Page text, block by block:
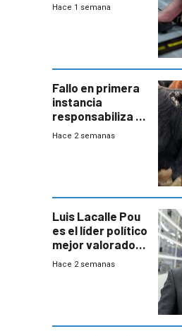
Hace 1 semana
Fallo en primera
instancia
responsabiliza al
Estado por falta
Hace 2 semanas
Luis Lacalle Pou
es el líder político
mejor valorado
del país, según
Hace 2 semanas